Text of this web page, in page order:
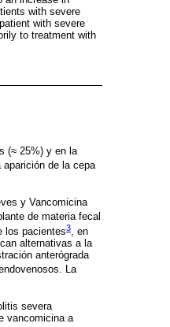
with severe
with severe
to treatment with
(≈ 25%) y en la
de la cepa
y Vancomicina
de materia fecal
los pacientes3, en
alternativas a la
anterógrada
La
severa
vancomicina a